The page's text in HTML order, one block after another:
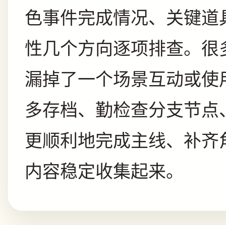
色事件完成情况、关键
性几个方向逐项排查。
漏掉了一个场景互动或
多存档、勤检查分支节
更顺利地完成主线、补
内容稳定收集起来。